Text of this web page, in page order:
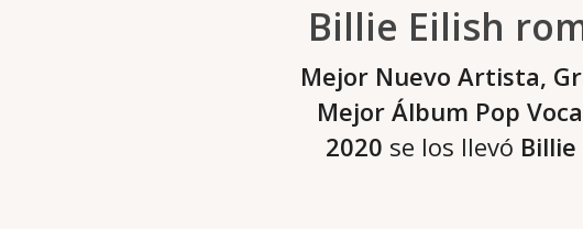
Billie Eilish
Mejor Nuevo Artista,
Mejor Álbum Pop
2020 se los llevó Billie